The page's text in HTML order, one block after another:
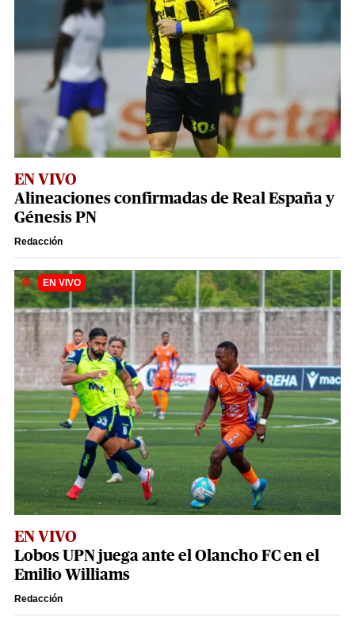
EN VIVO
Alineaciones confirmadas de Real España y
Génesis PN
Redacción
EN VIVO
Lobos UPN juega ante el Olancho FC en el
Emilio Williams
Redacción